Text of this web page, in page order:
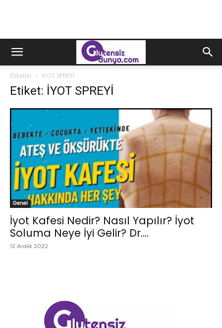
Etiketler İYOT SPREYİ
Etiket: İYOT SPREYİ
Genel
İyot Kafesi Nedir? Nasıl Yapılır? İyot
Soluma Neye İyi Gelir? Dr....
12 Aralık 2022